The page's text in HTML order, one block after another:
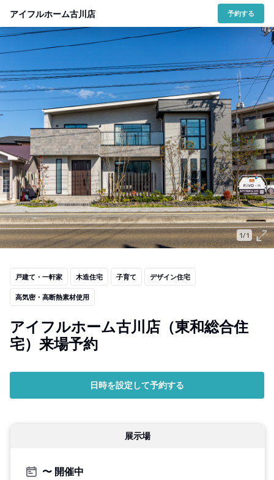
アイフルホーム古川店 予約する
1/1
戸建て・一軒家 木造住宅 子育て デザイン住宅
高気密・高断熱素材使用
アイフルホーム古川店（東和総合住
宅）来場予約
日時を設定して予約する
展示場
開催中